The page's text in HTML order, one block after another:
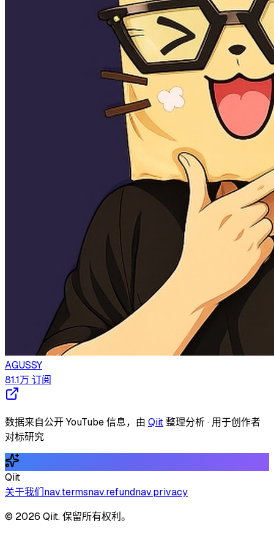
AGUSSY
81.1万 订阅
数据来自公开 YouTube 信息，由 Qiit整理分析 · 用于创作者
对标研究
Qiit
关于我们nav.termsnav.refundnav.privacy
© 2026 Qiit. 保留所有权利。